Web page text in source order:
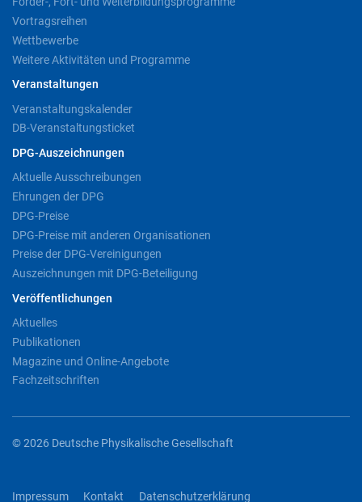
Vortragsreihen
Wettbewerbe
Weitere Aktivitäten und Programme
Veranstaltungen
Veranstaltungskalender
DB-Veranstaltungsticket
DPG-Auszeichnungen
Aktuelle Ausschreibungen
Ehrungen der DPG
DPG-Preise
DPG-Preise mit anderen Organisationen
Preise der DPG-Vereinigungen
Auszeichnungen mit DPG-Beteiligung
Veröffentlichungen
Aktuelles
Publikationen
Magazine und Online-Angebote
Fachzeitschriften
© 2026 Deutsche Physikalische Gesellschaft
Impressum Kontakt Datenschutzerklärung